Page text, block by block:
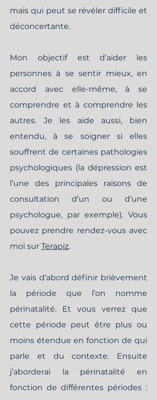
mais qui peut se révéler difficile et
déconcertante.
Mon objectif est d’aider les
personnes à se sentir mieux, en
accord avec elle-même, à se
comprendre et à comprendre les
autres. Je les aide aussi, bien
entendu, à se soigner si elles
souffrent de certaines pathologies
psychologiques (la dépression est
l’une des principales raisons de
consultation d’un ou d’une
psychologue, par exemple). Vous
pouvez prendre rendez-vous avec
moi sur Terapiz.
Je vais d’abord définir brièvement
la période que l’on nomme
périnatalité. Et vous verrez que
cette période peut être plus ou
moins étendue en fonction de qui
parle et du contexte. Ensuite
j’aborderai la périnatalité en
fonction de différentes périodes :